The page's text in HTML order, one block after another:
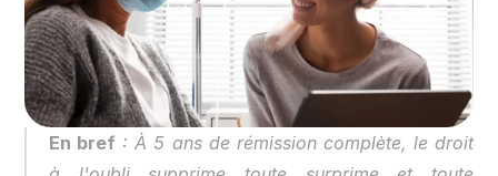
En bref : À 5 ans de rémission complète, le droit